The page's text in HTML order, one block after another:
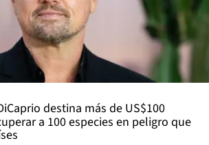
destina más de US$100
a 100 especies en peligro que